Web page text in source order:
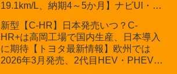
19.1km/L、納期4～5か月】ナビUI・冬
カーオブザイヤーとJNCAP大賞受賞後
も残る注意点
新型【C-HR】日本発売いつ？C-
HR+は高岡工場で国内生産、日本導入
に期待【トヨタ最新情報】欧州では
2026年3月発売、2代目HEV・PHEVは